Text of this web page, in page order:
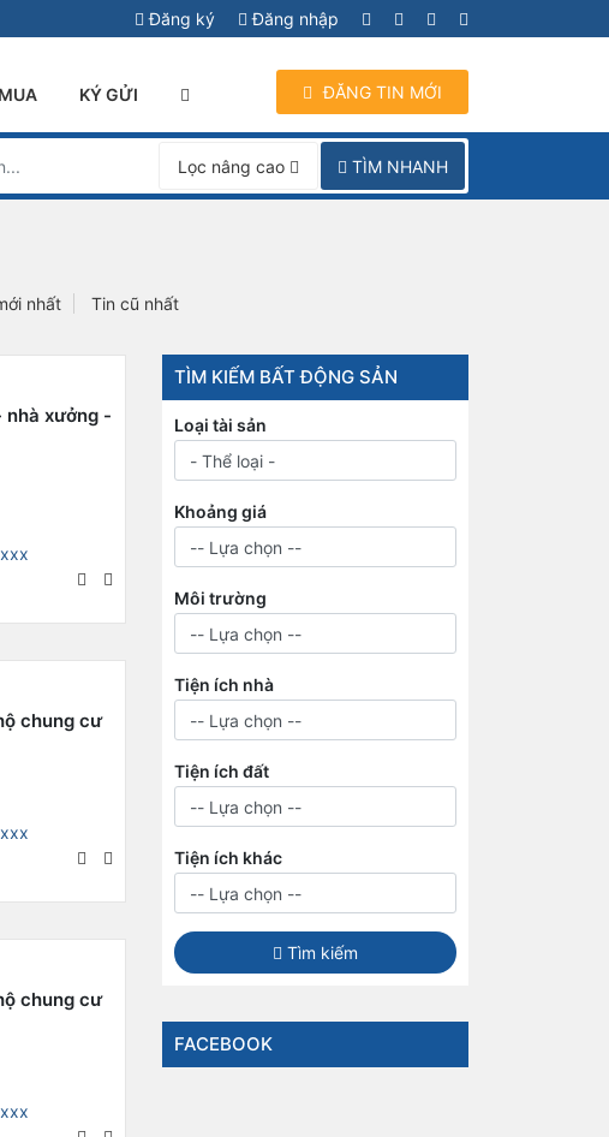
Đăng ký Đăng nhập
KÝ GỬI ĐĂNG TIN MỚI
Lọc nâng cao TÌM NHANH
nhất Tin cũ nhất
nhà xưởng -
chung cư
chung cư
TÌM KIẾM BẤT ĐỘNG SẢN
Loại tài sản
Khoảng giá
Môi trường
Tiện ích nhà
Tiện ích đất
Tiện ích khác
Tìm kiếm
FACEBOOK